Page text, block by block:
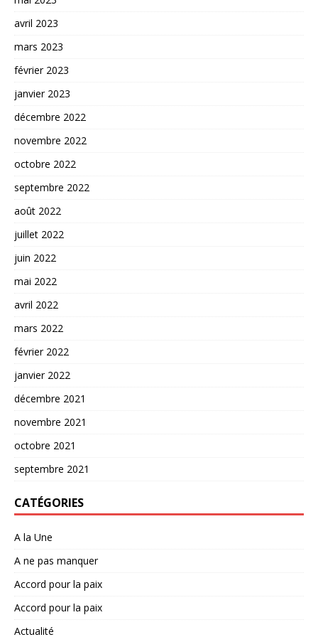
avril 2023
mars 2023
février 2023
janvier 2023
décembre 2022
novembre 2022
octobre 2022
septembre 2022
août 2022
juillet 2022
juin 2022
mai 2022
avril 2022
mars 2022
février 2022
janvier 2022
décembre 2021
novembre 2021
octobre 2021
septembre 2021
CATÉGORIES
A la Une
A ne pas manquer
Accord pour la paix
Accord pour la paix
Actualité